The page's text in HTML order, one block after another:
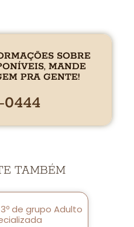
SOBRE
MANDE
PRA GENTE!
0444
TAMBÉM
de grupo Adulto